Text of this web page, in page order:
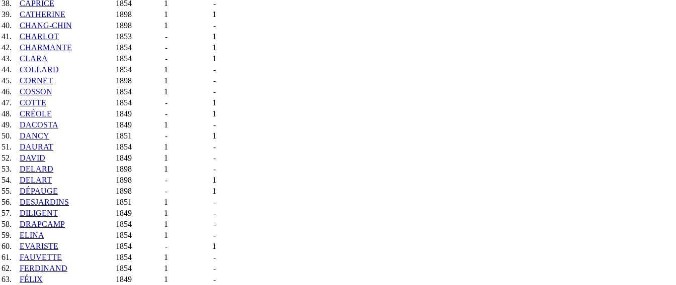
38.
CAPRICE 1854 1
-
39.
CATHERINE 1898 1
1
40.
CHANG-CHIN 1898 1
-
41.
CHARLOT 1853 -
1
42.
CHARMANTE 1854 -
1
43.
CLARA 1854 -
1
44.
COLLARD 1854 1
-
45.
CORNET 1898 1
-
46.
COSSON 1854 1
-
47.
COTTE 1854 -
1
48.
CRÉOLE 1849 -
1
49.
DACOSTA 1849 1
-
50.
DANCY 1851 -
1
51.
DAURAT 1854 1
-
52.
DAVID 1849 1
-
53.
DELARD 1898 1
-
54.
DELART 1898 -
1
55.
DÉPAUGE 1898 -
1
56.
DESJARDINS 1851 1
-
57.
DILIGENT 1849 1
-
58.
DRAPCAMP 1854 1
-
59.
ELINA 1854 1
-
60.
EVARISTE 1854 -
1
61.
FAUVETTE 1854 1
-
62.
FERDINAND 1854 1
-
63.
FÉLIX 1849 1
-